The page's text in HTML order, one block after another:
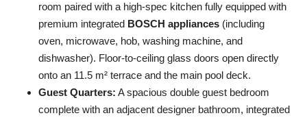
room paired with a high-spec kitchen fully equipped with
premium integrated BOSCH appliances (including
oven, microwave, hob, washing machine, and
dishwasher). Floor-to-ceiling glass doors open directly
onto an 11.5 m² terrace and the main pool deck.
Guest Quarters: A spacious double guest bedroom
complete with an adjacent designer bathroom, integrated